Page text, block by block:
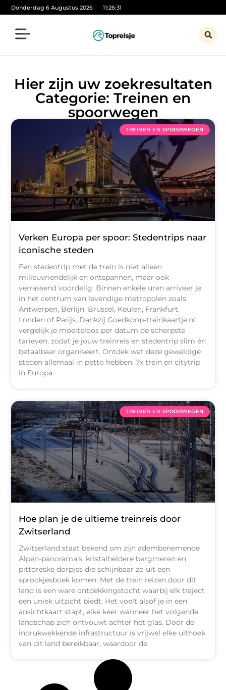
Donderdag 6 Augustus 2026 11:26:31
Hier zijn uw zoekresultaten
Categorie: Treinen en
spoorwegen
TREINEN EN SPOORWEGEN
Verken Europa per spoor: Stedentrips naar
iconische steden
Een stedentrip met de trein is niet alleen
milieuvriendelijk en ontspannen, maar ook
verrassend voordelig. Binnen enkele uren arriveer je
in het centrum van levendige metropolen zoals
Antwerpen, Berlijn, Brussel, Keulen, Frankfurt,
Londen of Parijs. Dankzij Goedkoop-treinkaartje.nl
vergelijk je moeiteloos per datum de scherpste
tarieven, zodat je jouw treinreis en stedentrip slim én
betaalbaar organiseert. Ontdek wat deze geweldige
steden allemaal in petto hebben. 7x trein en citytrip
in Europa
TREINEN EN SPOORWEGEN
Hoe plan je de ultieme treinreis door
Zwitserland
Zwitserland staat bekend om zijn adembenemende
Alpen-panorama’s, kristalheldere bergmeren en
pittoreske dorpjes die schijnbaar zo uit een
sprookjesboek komen. Met de trein reizen door dit
land is een ware ontdekkingstocht waarbij elk traject
een uniek uitzicht biedt. Het voelt alsof je in een
ansichtkaart stapt, elke keer wanneer het volgende
landschap zich ontvouwt achter het glas. Door de
indrukwekkende infrastructuur is vrijwel elke uithoek
van dit land bereikbaar, waardoor de